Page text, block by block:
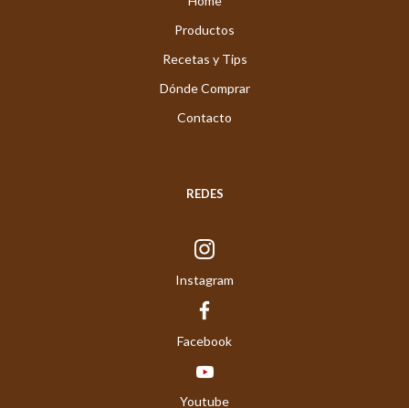
Productos
Recetas y Tips
Dónde Comprar
Contacto
REDES
Instagram
Facebook
Youtube